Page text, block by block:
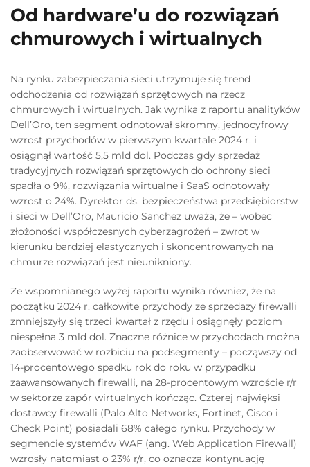
Od hardware’u do rozwiązań
chmurowych i wirtualnych
Na rynku zabezpieczania sieci utrzymuje się trend
odchodzenia od rozwiązań sprzętowych na rzecz
chmurowych i wirtualnych. Jak wynika z raportu analityków
Dell’Oro, ten segment odnotował skromny, jednocyfrowy
wzrost przychodów w pierwszym kwartale 2024 r. i
osiągnął wartość 5,5 mld dol. Podczas gdy sprzedaż
tradycyjnych rozwiązań sprzętowych do ochrony sieci
spadła o 9%, rozwiązania wirtualne i SaaS odnotowały
wzrost o 24%. Dyrektor ds. bezpieczeństwa przedsiębiorstw
i sieci w Dell’Oro, Mauricio Sanchez uważa, że – wobec
złożoności współczesnych cyberzagrożeń – zwrot w
kierunku bardziej elastycznych i skoncentrowanych na
chmurze rozwiązań jest nieunikniony.
Ze wspomnianego wyżej raportu wynika również, że na
początku 2024 r. całkowite przychody ze sprzedaży firewalli
zmniejszyły się trzeci kwartał z rzędu i osiągnęły poziom
niespełna 3 mld dol. Znaczne różnice w przychodach można
zaobserwować w rozbiciu na podsegmenty – począwszy od
14-procentowego spadku rok do roku w przypadku
zaawansowanych firewalli, na 28-procentowym wzroście r/r
w sektorze zapór wirtualnych kończąc. Czterej najwięksi
dostawcy firewalli (Palo Alto Networks, Fortinet, Cisco i
Check Point) posiadali 68% całego rynku. Przychody w
segmencie systemów WAF (ang. Web Application Firewall)
wzrosły natomiast o 23% r/r, co oznacza kontynuację